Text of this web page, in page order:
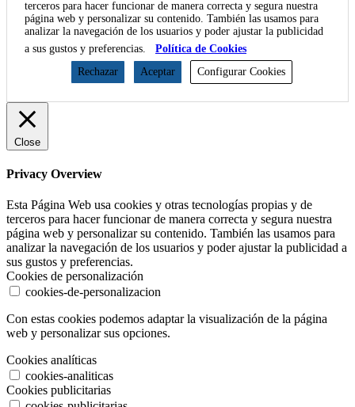
terceros para hacer funcionar de manera correcta y segura nuestra
página web y personalizar su contenido. También las usamos para
analizar la navegación de los usuarios y poder ajustar la publicidad
a sus gustos y preferencias.
Política de Cookies
Rechazar
Aceptar Configurar Cookies
Close
Privacy Overview
Esta Página Web usa cookies y otras tecnologías propias y de
terceros para hacer funcionar de manera correcta y segura nuestra
página web y personalizar su contenido. También las usamos para
analizar la navegación de los usuarios y poder ajustar la publicidad a
sus gustos y preferencias.
Cookies de personalización
cookies-de-personalizacion
Con estas cookies podemos adaptar la visualización de la página
web y personalizar sus opciones.
Cookies analíticas
cookies-analiticas
Cookies publicitarias